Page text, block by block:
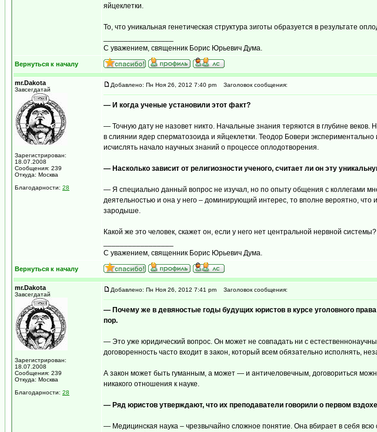
яйцеклетки.
То, что уникальная генетическая структура зиготы образуется в результате
С уважением, священник Борис Юрьевич Дума.
Вернуться к началу
mr.Dakota
Завсегдатай
Зарегистрирован:
18.07.2008
Сообщения: 239
Откуда: Москва
Благодарности: 28
Добавлено: Пн Ноя 26, 2012 7:40 pm Заголовок сообщения:
— И когда ученые установили этот факт?
— Точную дату не назовет никто. Начальные знания теряются в глубине веков.
в слиянии ядер сперматозоида и яйцеклетки. Теодор Бовери
исчислять начало научных знаний о процессе оплодотворения.
— Насколько зависит от религиозности ученого, считает ли он эту
— Я специально данный вопрос не изучал, но по опыту общения с коллегами
деятельностью и она у него – доминирующий интерес, то вполне вероятно, что
зародыше.
Какой же это человек, скажет он, если у него нет центральной нервной
С уважением, священник Борис Юрьевич Дума.
Вернуться к началу
mr.Dakota
Завсегдатай
Зарегистрирован:
18.07.2008
Сообщения: 239
Откуда: Москва
Благодарности: 28
Добавлено: Пн Ноя 26, 2012 7:41 pm Заголовок сообщения:
— Почему же в девяностые годы будущих юристов в курсе уголовного
пор.
— Это уже юридический вопрос. Он может не совпадать ни с
договоренность часто входит в закон, который всем обязательно исполнять,
А закон может быть гуманным, а может — и античеловечным, договориться
никакого отношения к науке.
— Ряд юристов утверждают, что их преподаватели говорили о первом
— Медицинская наука – чрезвычайно сложное понятие. Она вбирает в себя